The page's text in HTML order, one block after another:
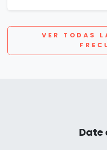
VER TODAS
Date